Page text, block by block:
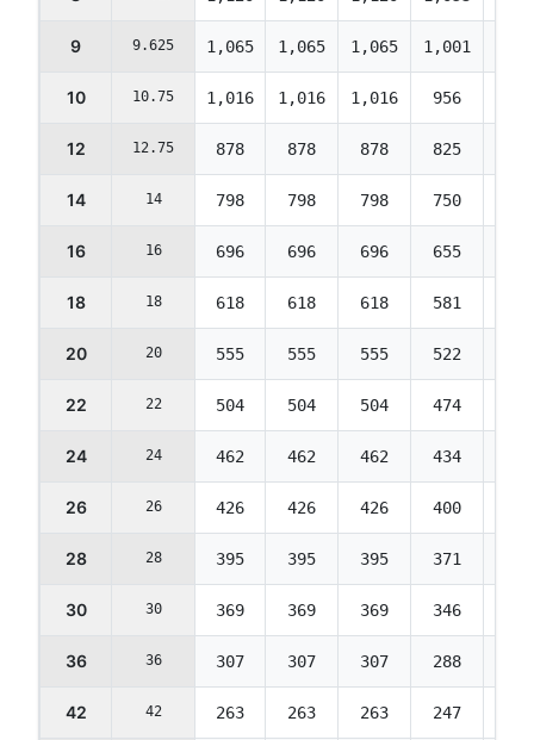
9 9.625 1,065 1,065 1,065 1,001
10 10.75 1,016 1,016 1,016 956
12 12.75 878 878 878 825
14 14 798 798 798 750
16 16 696 696 696 655
18 18 618 618 618 581
20 20 555 555 555 522
22 22 504 504 504 474
24 24 462 462 462 434
26 26 426 426 426 400
28 28 395 395 395 371
30 30 369 369 369 346
36 36 307 307 307 288
42 42 263 263 263 247